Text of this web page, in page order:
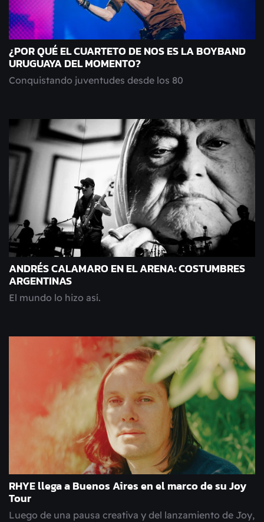
¿POR QUÉ EL CUARTETO DE NOS ES LA BOYBAND
URUGUAYA DEL MOMENTO?
Conquistando juventudes desde los 80
ANDRÉS CALAMARO EN EL ARENA: COSTUMBRES
ARGENTINAS
El mundo lo hizo así.
RHYE llega a Buenos Aires en el marco de su Joy
Tour
Luego de una pausa creativa y del lanzamiento de Joy,